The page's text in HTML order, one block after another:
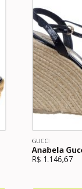
GUCCI
Anabela
R$ 1.146,67